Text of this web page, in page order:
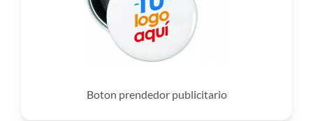
Boton prendedor publicitario